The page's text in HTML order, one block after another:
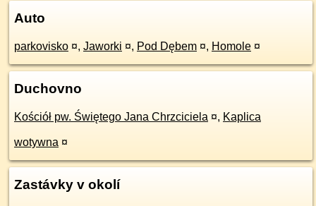
Auto
parkovisko ¤, Jaworki ¤, Pod Dębem ¤, Homole ¤
Duchovno
Kościół pw. Świętego Jana Chrzciciela ¤, Kaplica
wotywna ¤
Zastávky v okolí